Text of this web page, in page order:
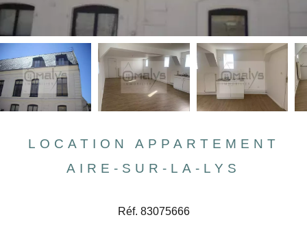
LOCATION APPARTEMENT
AIRE-SUR-LA-LYS
Réf. 83075666